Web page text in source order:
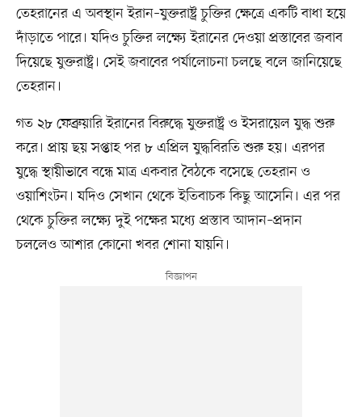
তেহরানের এ অবস্থান ইরান–যুক্তরাষ্ট্র চুক্তির ক্ষেত্রে একটি বাধা হয়ে
দাঁড়াতে পারে। যদিও চুক্তির লক্ষ্যে ইরানের দেওয়া প্রস্তাবের জবাব
দিয়েছে যুক্তরাষ্ট্র। সেই জবাবের পর্যালোচনা চলছে বলে জানিয়েছে
তেহরান।
গত ২৮ ফেব্রুয়ারি ইরানের বিরুদ্ধে যুক্তরাষ্ট্র ও ইসরায়েল যুদ্ধ শুরু
করে। প্রায় ছয় সপ্তাহ পর ৮ এপ্রিল যুদ্ধবিরতি শুরু হয়। এরপর
যুদ্ধে স্থায়ীভাবে বন্ধে মাত্র একবার বৈঠকে বসেছে তেহরান ও
ওয়াশিংটন। যদিও সেখান থেকে ইতিবাচক কিছু আসেনি। এর পর
থেকে চুক্তির লক্ষ্যে দুই পক্ষের মধ্যে প্রস্তাব আদান–প্রদান
চললেও আশার কোনো খবর শোনা যায়নি।